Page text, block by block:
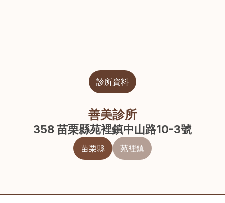
診所資料
善美診所
358 苗栗縣苑裡鎮中山路10-3號
苗栗縣 苑裡鎮